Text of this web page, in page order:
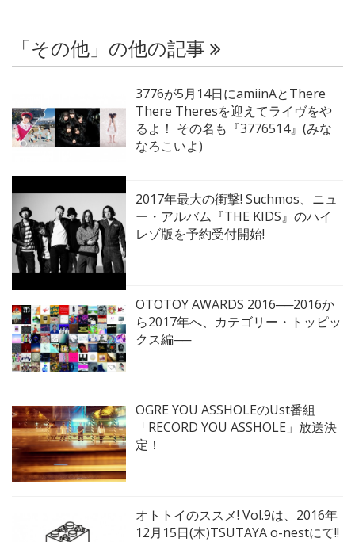
「その他」の他の記事
3776が5月14日にamiinAとThere
There Theresを迎えてライヴをや
るよ！ その名も『3776514』(みな
なろこいよ)
2017年最大の衝撃! Suchmos、ニュ
ー・アルバム『THE KIDS』のハイ
レゾ版を予約受付開始!
OTOTOY AWARDS 2016──2016か
ら2017年へ、カテゴリー・トッピッ
クス編──
OGRE YOU ASSHOLEのUst番組
「RECORD YOU ASSHOLE」放送決
定！
オトトイのススメ! Vol.9は、2016年
12月15日(木)TSUTAYA o-nestにて!!